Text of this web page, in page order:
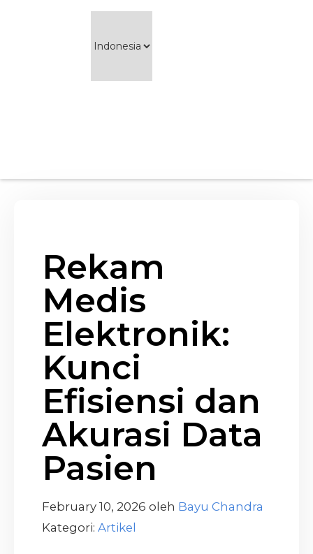
Rekam
Medis
Elektronik:
Kunci
Efisiensi dan
Akurasi Data
Pasien
February 10, 2026 oleh Bayu Chandra
Kategori: Artikel